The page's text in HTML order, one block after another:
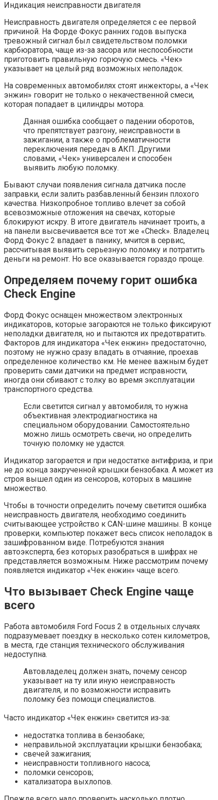
Индикация неисправности двигателя
Неисправность двигателя определяется с ее первой
причиной. На Форде Фокус ранних годов выпуска
тревожный сигнал был свидетельством поломки
карбюратора, чаще из-за засора или неспособности
приготовить правильную горючую смесь. «Чек»
указывает на целый ряд возможных неполадок.
На современных автомобилях стоят инжекторы, а «Чек
энжин» говорит не только о некачественной смеси,
которая попадает в цилиндры мотора.
Данная ошибка сообщает о падении оборотов,
что препятствует разгону, неисправности в
зажигании, а также о проблематичности
переключения передач в АКП. Другими
словами, «Чек» универсален и способен
выявить любую поломку.
Бывают случаи появления сигнала датчика после
заправки, если залить разбавленный бензин плохого
качества. Низкопробное топливо влечет за собой
всевозможные отложения на свечах, которые
блокируют искру. В итоге двигатель начинает троить, а
на панели высвечивается все тот же «Check». Владелец
Форд Фокус 2 впадает в панику, мчится в сервис,
рассчитывая выявить серьезную поломку и потратить
деньги на ремонт. Но все оказывается гораздо проще.
Определяем почему горит ошибка
Check Engine
Форд Фокус оснащен множеством электронных
индикаторов, которые загораются не только фиксируют
неполадки двигателя, но и пытаются их предотвратить.
Факторов для индикатора «Чек енжин» предостаточно,
поэтому не нужно сразу впадать в отчаяние, проехав
определенное количество км. Не менее важным будет
проверить сами датчики на предмет исправности,
иногда они сбивают с толку во время эксплуатации
транспортного средства.
Если светится сигнал у автомобиля, то нужна
объективная электродиагностика на
специальном оборудовании. Самостоятельно
можно лишь осмотреть свечи, но определить
точную поломку не удастся.
Индикатор загорается и при недостатке антифриза, и при
не до конца закрученной крышки бензобака. А может из
строя вышел один из сенсоров, которых в машине
множество.
Чтобы в точности определить почему светится ошибка
неисправность двигателя, необходимо соединить
считывающее устройство к CAN-шине машины. В конце
проверки, компьютер покажет весь список неполадок в
зашифрованном виде. Потребуются знания
автоэксперта, без которых разобраться в шифрах не
представляется возможным. Ниже рассмотрим почему
появляется индикатор «Чек енжин» чаще всего.
Что вызывает Check Engine чаще
всего
Работа автомобиля Ford Focus 2 в отдельных случаях
подразумевает поездку в несколько сотен километров,
в места, где станция технического обслуживания
недоступна.
Автовладелец должен знать, почему сенсор
указывает на ту или иную неисправность
двигателя, и по возможности исправить
поломку без помощи специалистов.
Часто индикатор «Чек енжин» светится из‐за:
недостатка топлива в бензобаке;
неправильной эксплуатации крышки бензобака;
свечей зажигания;
неисправности топливного насоса;
поломки сенсоров;
катализатора выхлопов.